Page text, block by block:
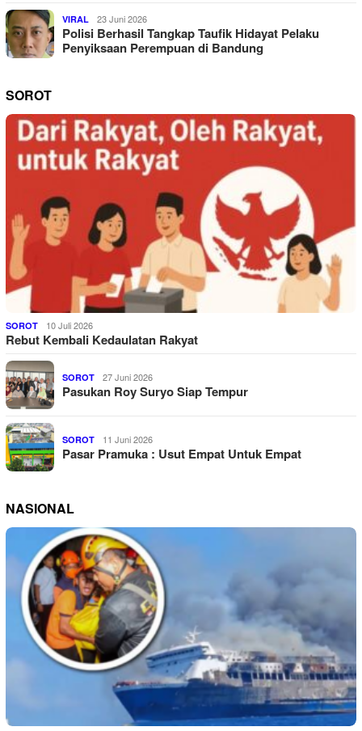
VIRAL 23 Juni 2026
Polisi Berhasil Tangkap Taufik Hidayat Pelaku
Penyiksaan Perempuan di Bandung
SOROT
SOROT 10 Juli 2026
Rebut Kembali Kedaulatan Rakyat
SOROT 27 Juni 2026
Pasukan Roy Suryo Siap Tempur
SOROT 11 Juni 2026
Pasar Pramuka : Usut Empat Untuk Empat
NASIONAL